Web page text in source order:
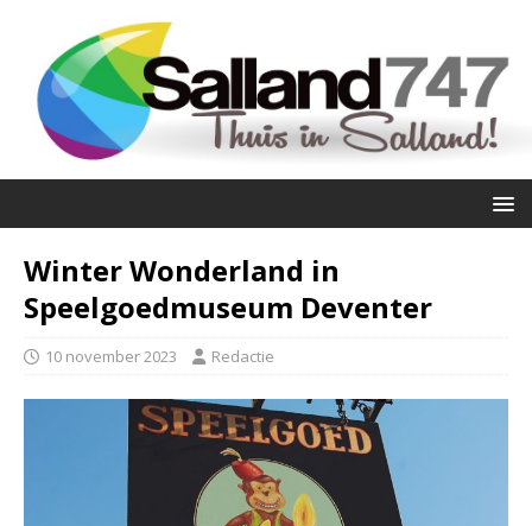
Winter Wonderland in
Speelgoedmuseum Deventer
10 november 2023 Redactie